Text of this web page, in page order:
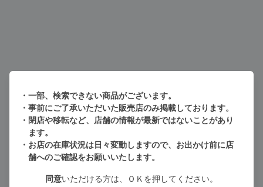
Loading...
一部、検索できない商品がございます。
事前にご了承いただいた販売店のみ掲載しております。
閉店や移転など、店舗の情報が最新ではないことがあり
ます。
お店の在庫状況は日々変動しますので、お出かけ前に店
舗へのご確認をお願いいたします。
同意いただける方は、ＯＫを押してください。